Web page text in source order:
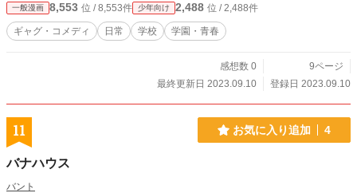
一般漫画 8,553 位 / 8,553件 少年向け 2,488 位 / 2,488件
ギャグ・コメディ 日常 学校 学園・青春
感想数 0
9ページ
最終更新日 2023.09.10
登録日 2023.09.10
11 お気に入り追加 4
バナハウス
バント